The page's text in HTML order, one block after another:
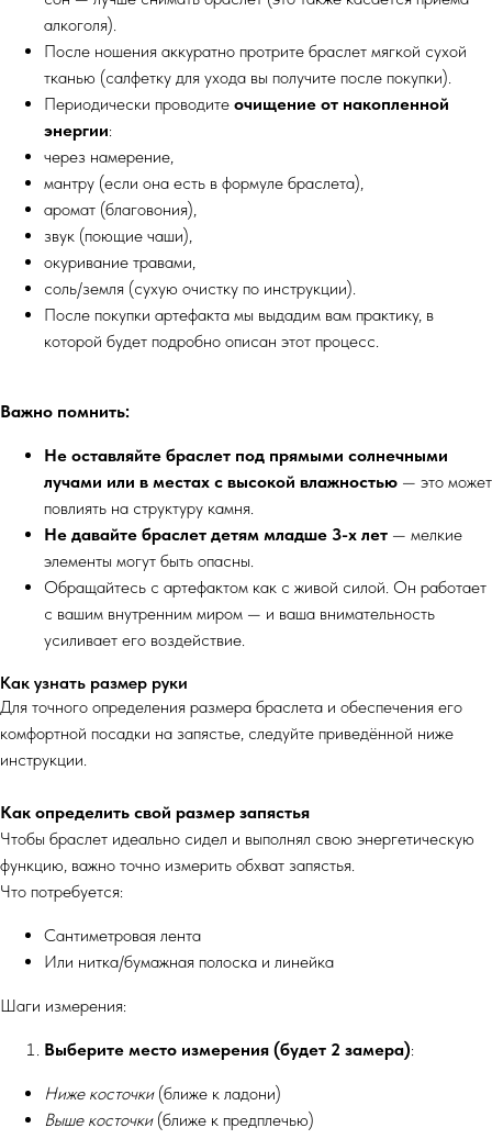
алкоголя).
После ношения аккуратно протрите браслет мягкой сухой
тканью (салфетку для ухода вы получите после покупки).
Периодически проводите очищение от накопленной
энергии:
через намерение,
мантру (если она есть в формуле браслета),
аромат (благовония),
звук (поющие чаши),
окуривание травами,
соль/земля (сухую очистку по инструкции).
После покупки артефакта мы выдадим вам практику, в
которой будет подробно описан этот процесс.
Важно помнить:
Не оставляйте браслет под прямыми солнечными
лучами или в местах с высокой влажностью — это может
повлиять на структуру камня.
Не давайте браслет детям младше 3-х лет — мелкие
элементы могут быть опасны.
Обращайтесь с артефактом как с живой силой. Он работает
с вашим внутренним миром — и ваша внимательность
усиливает его воздействие.
Как узнать размер руки
Для точного определения размера браслета и обеспечения его
комфортной посадки на запястье, следуйте приведённой ниже
инструкции.
Как определить свой размер запястья
Чтобы браслет идеально сидел и выполнял свою энергетическую
функцию, важно точно измерить обхват запястья.
Что потребуется:
Сантиметровая лента
Или нитка/бумажная полоска и линейка
Шаги измерения:
Выберите место измерения (будет 2 замера):
Ниже косточки(ближе к ладони)
Выше косточки(ближе к предплечью)